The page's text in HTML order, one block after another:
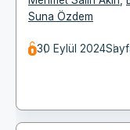
Suna Özdem
30 Eylül 2024